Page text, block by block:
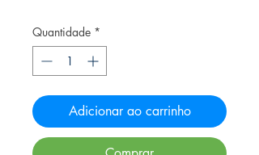
Quantidade *
Adicionar ao carrinho